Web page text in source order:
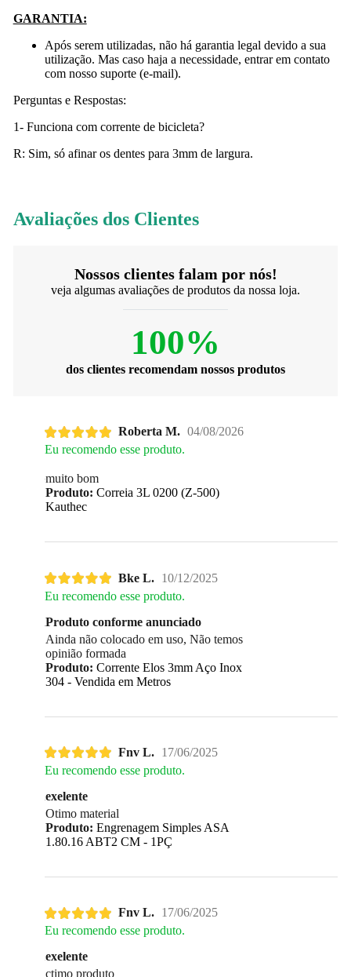
GARANTIA:
Após serem utilizadas, não há garantia legal devido a sua
utilização. Mas caso haja a necessidade, entrar em contato
com nosso suporte (e-mail).
Perguntas e Respostas:
1- Funciona com corrente de bicicleta?
R: Sim, só afinar os dentes para 3mm de largura.
Avaliações dos Clientes
Nossos clientes falam por nós!
veja algumas avaliações de produtos da nossa loja.
100%
dos clientes recomendam nossos produtos
Roberta M. 04/08/2026
Eu recomendo esse produto.
muito bom
Produto: Correia 3L 0200 (Z-500)
Kauthec
Bke L.
10/12/2025
Eu recomendo esse produto.
Produto conforme anunciado
Ainda não colocado em uso, Não temos
opinião formada
Produto: Corrente Elos 3mm Aço Inox
304 - Vendida em Metros
Fnv L.
17/06/2025
Eu recomendo esse produto.
exelente
Otimo material
Produto: Engrenagem Simples ASA
1.80.16 ABT2 CM - 1PÇ
Fnv L.
17/06/2025
Eu recomendo esse produto.
exelente
çtimo produto